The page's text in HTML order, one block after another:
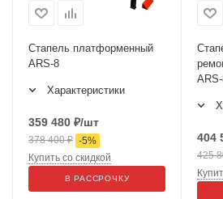
Стапель платформенный
ARS-8
Характеристики
359 480 ₽/шт
378 400₽ -5%
Купить со скидкой
В РАССРОЧКУ
404
425